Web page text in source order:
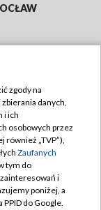
zgody na
danych,
i ich
osobowych przez
również „TVP”),
Zaufanych
tym do
i
poniżej, a
do Google.